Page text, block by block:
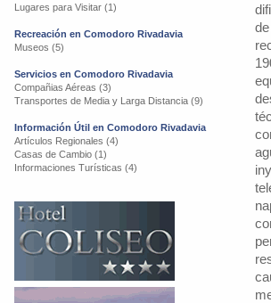
Lugares para Visitar (1)
Recreación en Comodoro Rivadavia
Museos (5)
Servicios en Comodoro Rivadavia
Compañias Aéreas (3)
Transportes de Media y Larga Distancia (9)
Información Útil en Comodoro Rivadavia
Artículos Regionales (4)
Casas de Cambio (1)
Informaciones Turísticas (4)